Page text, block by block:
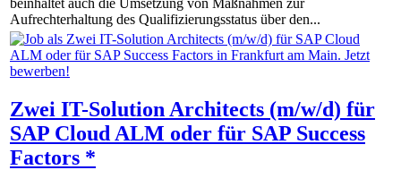
beinhaltet auch die Umsetzung von Maßnahmen zur
Aufrechterhaltung des Qualifizierungsstatus über den...
Zwei IT-Solution Architects (m/w/d) für
SAP Cloud ALM oder für SAP Success
Factors *